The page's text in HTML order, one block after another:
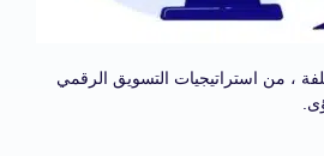
، من استراتيجيات التسويق الرقمي